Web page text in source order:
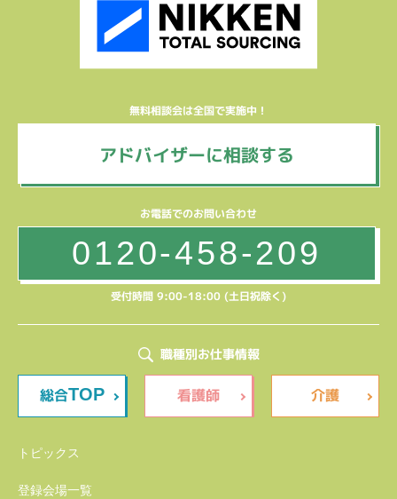
無料相談会は全国で実施中！
アドバイザーに相談する
お電話でのお問い合わせ
0120-458-209
受付時間 9:00-18:00 (土日祝除く)
職種別お仕事情報
総合TOP 看護師 介護
トピックス
登録会場一覧